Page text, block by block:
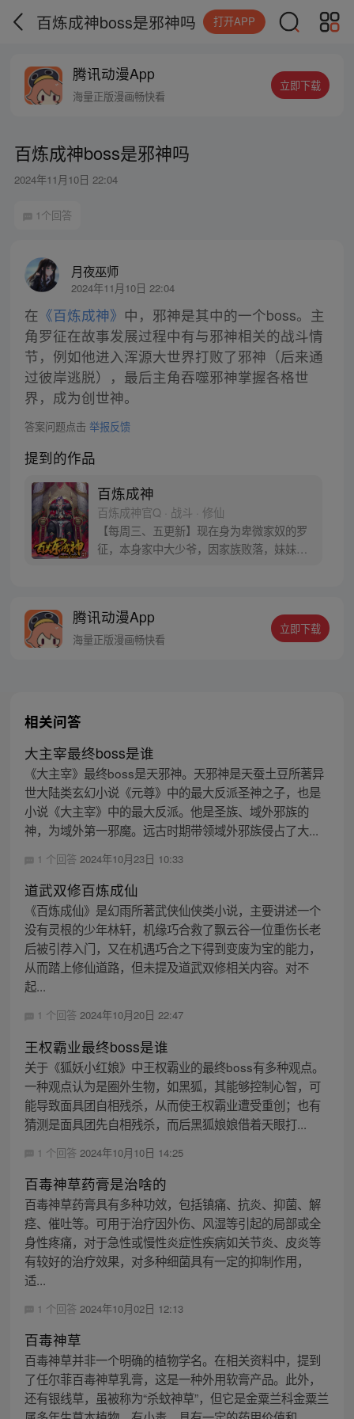
百炼成神boss是邪神吗 打开APP
腾讯动漫App
海量正版漫画畅快看
立即下载
百炼成神boss是邪神吗
2024年11月10日 22:04
1个回答
月夜巫师
2024年11月10日 22:04
在 《百炼成神》 中，邪神是其中的一个boss。主
角罗征在故事发展过程中有与邪神相关的战斗情
节，例如他进入浑源大世界打败了邪神（后来通
过彼岸逃脱），最后主角吞噬邪神掌握各格世
界，成为创世神。
答案问题点击 举报反馈
提到的作品
百炼成神
百炼成神官Q · 战斗 · 修仙
【每周三、五更新】现在身为卑微家奴的罗
征，本身家中大少爷，因家族败落，妹妹被
后的神秘力量到底是什么？参与周边活动请
加QQ粉丝群，关注微信公众号燃哉家族
腾讯动漫App
海量正版漫画畅快看
立即下载
相关问答
大主宰最终boss是谁
《大主宰》最终boss是天邪神。天邪神是天蚕土豆所著异
世大陆类玄幻小说《元尊》中的最大反派圣神之子，也是
小说《大主宰》中的最大反派。他是圣族、域外邪族的
神，为域外第一邪魔。远古时期带领域外邪族侵占了大...
1 个回答 2024年10月23日 10:33
道武双修百炼成仙
《百炼成仙》是幻雨所著武侠仙侠类小说，主要讲述一个
没有灵根的少年林轩，机缘巧合救了飘云谷一位重伤长老
后被引荐入门，又在机遇巧合之下得到变废为宝的能力，
从而踏上修仙道路，但未提及道武双修相关内容。对不
起...
1 个回答 2024年10月20日 22:47
王权霸业最终boss是谁
关于《狐妖小红娘》中王权霸业的最终boss有多种观点。
一种观点认为是圈外生物，如黑狐，其能够控制心智，可
能导致面具团自相残杀，从而使王权霸业遭受重创；也有
猜测是面具团先自相残杀，而后黑狐娘娘借着天眼打...
1 个回答 2024年10月10日 14:25
百毒神草药膏是治啥的
百毒神草药膏具有多种功效，包括镇痛、抗炎、抑菌、解
痉、催吐等。可用于治疗因外伤、风湿等引起的局部或全
身性疼痛，对于急性或慢性炎症性疾病如关节炎、皮炎等
有较好的治疗效果，对多种细菌具有一定的抑制作用，
适...
1 个回答 2024年10月02日 12:13
百毒神草
百毒神草并非一个明确的植物学名。在相关资料中，提到
了任尔菲百毒神草乳膏，这是一种外用软膏产品。此外，
还有银线草，虽被称为“杀蚊神草”，但它是金粟兰科金粟兰